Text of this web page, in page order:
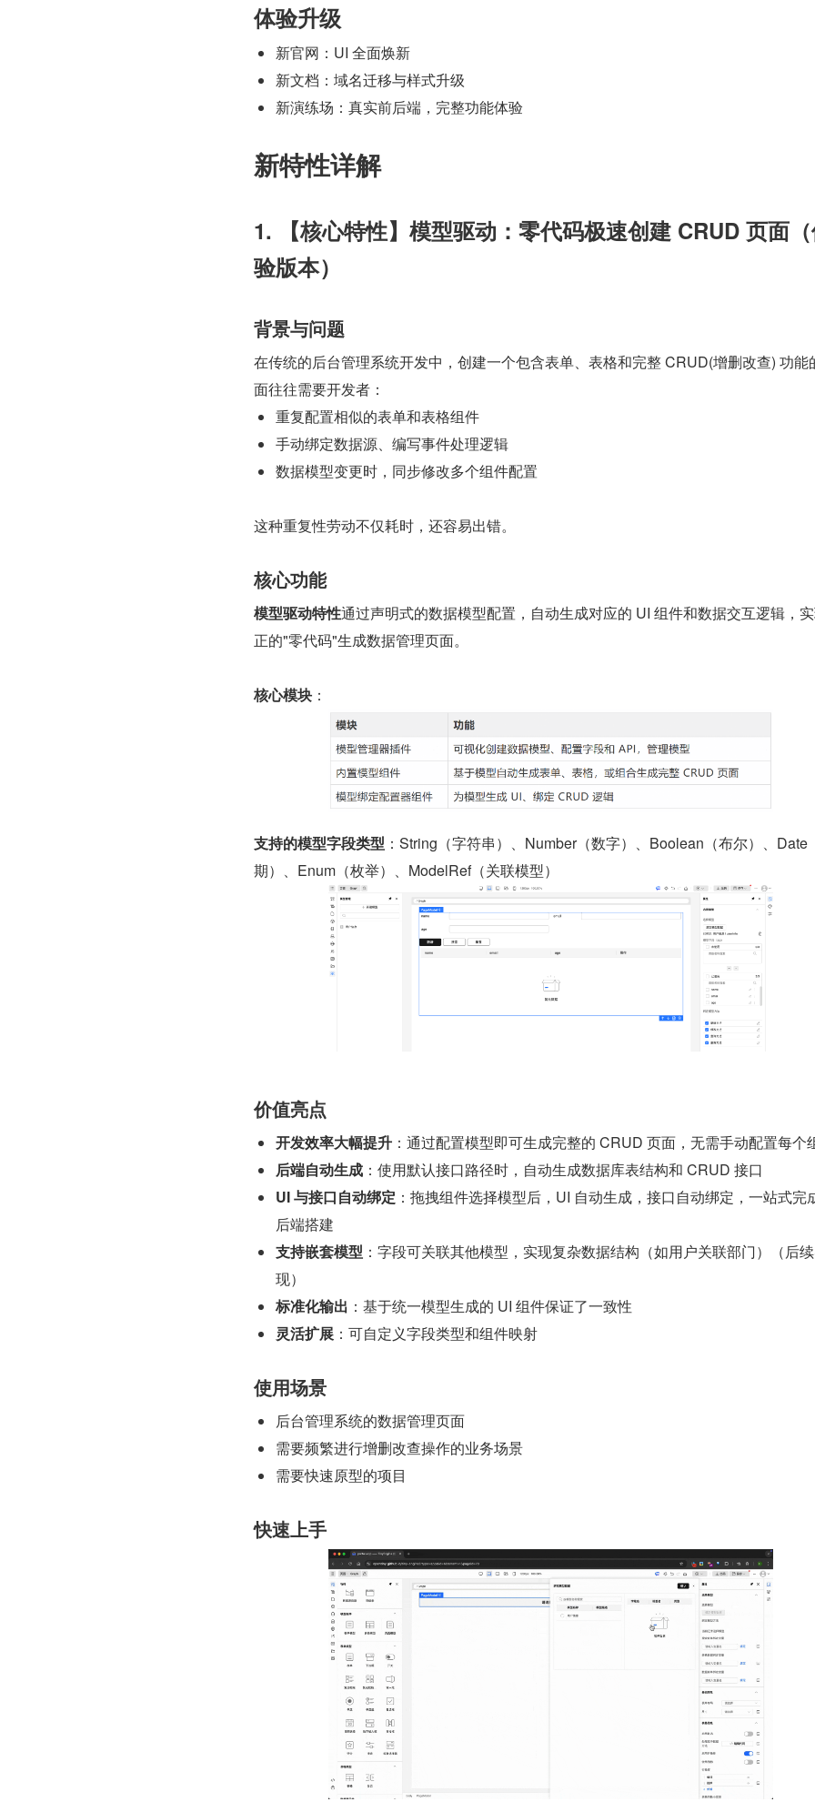
体验升级
新官网：UI 全面焕新
新文档：域名迁移与样式升级
新演练场：真实前后端，完整功能体验
新特性详解
1. 【核心特性】模型驱动：零代码极速创建 CRUD 页面
验版本）
背景与问题
在传统的后台管理系统开发中，创建一个包含表单、表格和完整 CRUD(增删改查) 功能
面往往需要开发者：
重复配置相似的表单和表格组件
手动绑定数据源、编写事件处理逻辑
数据模型变更时，同步修改多个组件配置
这种重复性劳动不仅耗时，还容易出错。
核心功能
模型驱动特性通过声明式的数据模型配置，自动生成对应的 UI 组件和数据交互逻辑，
正的"零代码"生成数据管理页面。
核心模块 ：
支持的模型字段类型 ：String（字符串）、Number（数字）、Boolean（布尔）、Date
期）、Enum（枚举）、ModelRef（关联模型）
价值亮点
开发效率大幅提升 ：通过配置模型即可生成完整的 CRUD 页面，无需手动配置每个
后端自动生成 ：使用默认接口路径时，自动生成数据库表结构和 CRUD 接口
UI 与接口自动绑定 ：拖拽组件选择模型后，UI 自动生成，接口自动绑定，一站式完
后端搭建
支持嵌套模型 ：字段可关联其他模型，实现复杂数据结构（如用户关联部门）（后
现）
标准化输出 ：基于统一模型生成的 UI 组件保证了一致性
灵活扩展 ：可自定义字段类型和组件映射
使用场景
后台管理系统的数据管理页面
需要频繁进行增删改查操作的业务场景
需要快速原型的项目
快速上手